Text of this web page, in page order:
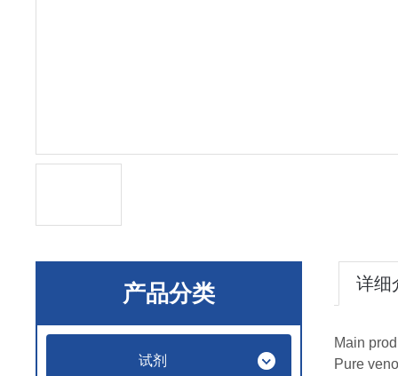
产品分类
试剂
详细
Main
Pure